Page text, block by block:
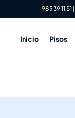
983 39 11 51|
Inicio Pisos